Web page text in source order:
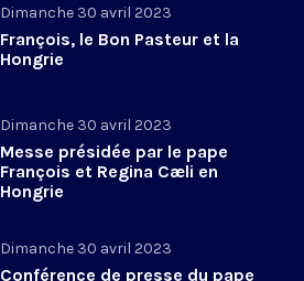
Dimanche 30 avril 2023
François, le Bon Pasteur et la
Hongrie
Dimanche 30 avril 2023
Messe présidée par le pape
François et Regina Cæli en
Hongrie
Dimanche 30 avril 2023
Conférence de presse du pape